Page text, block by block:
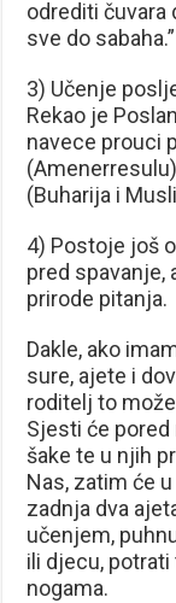
odrediti čuvara
sve do
3) Učenje
Rekao je
navece prouci
(Buharija i
4) Postoje još
pred spavanje,
prirode pitanja.
Dakle, ako
sure, ajete i
roditelj to
Sjesti će
šake te u njih
Nas, zatim će
zadnja dva
učenjem,
ili djecu,
nogama.